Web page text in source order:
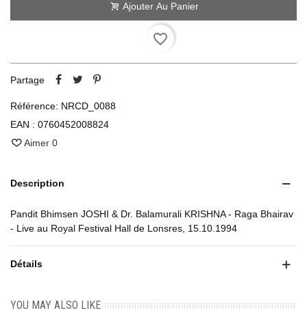
Ajouter Au Panier
favorite_border
Partage
Référence: NRCD_0088
EAN : 0760452008824
Aimer 0
Description
Pandit Bhimsen JOSHI & Dr. Balamurali KRISHNA - Raga Bhairav
- Live au Royal Festival Hall de Lonsres, 15.10.1994
Détails
YOU MAY ALSO LIKE